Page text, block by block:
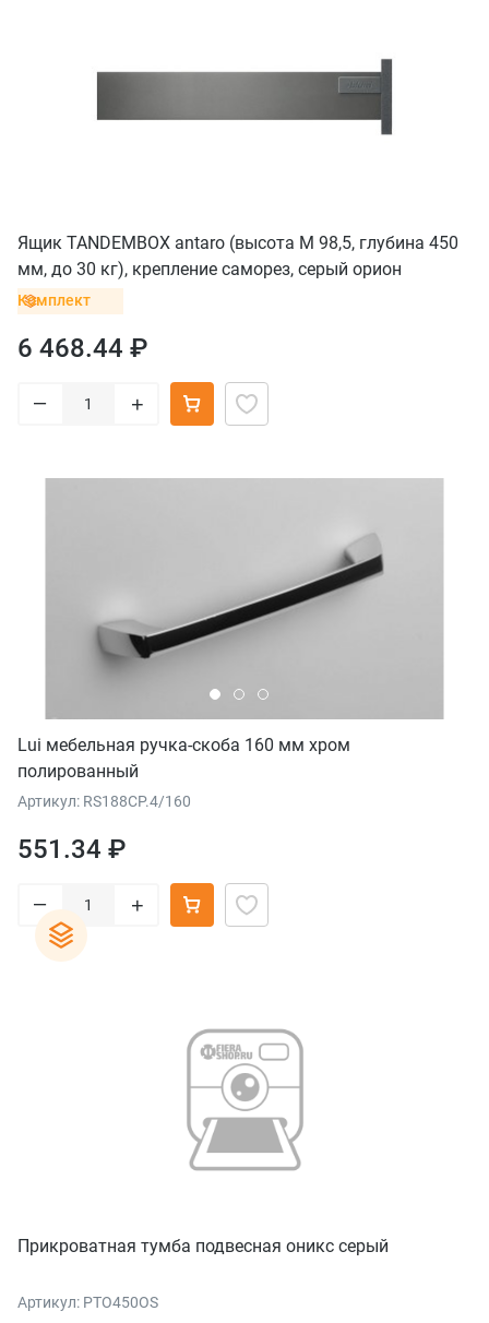
Ящик TANDEMBOX antaro (высота M 98,5, глубина 450
мм, до 30 кг), крепление саморез, серый орион
Комплект
6 468.44 ₽
– +
Lui мебельная ручка-скоба 160 мм хром
полированный
Артикул: RS188CP.4/160
551.34 ₽
– +
Прикроватная тумба подвесная оникс серый
Артикул: PTO450OS